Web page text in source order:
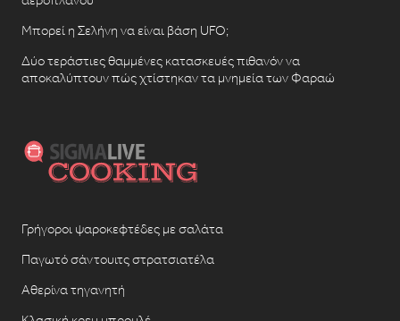
Μπορεί η Σελήνη να είναι βάση UFO;
Δύο τεράστιες θαμμένες κατασκευές πιθανόν να
αποκαλύπτουν πώς χτίστηκαν τα μνημεία των Φαραώ
Γρήγοροι ψαροκεφτέδες με σαλάτα
Παγωτό σάντουιτς στρατσιατέλα
Αθερίνα τηγανητή